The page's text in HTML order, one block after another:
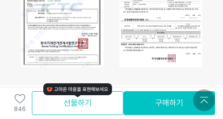
846
선물하기 구매하기